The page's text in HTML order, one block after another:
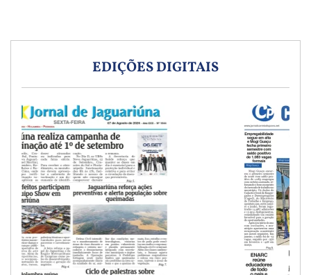
EDIÇÕES DIGITAIS